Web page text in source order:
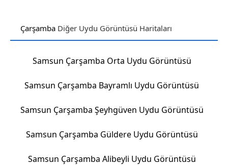
Çarşamba Diğer Uydu Görüntüsü Haritaları
Samsun Çarşamba Orta Uydu Görüntüsü
Samsun Çarşamba Bayramlı Uydu Görüntüsü
Samsun Çarşamba Şeyhgüven Uydu Görüntüsü
Samsun Çarşamba Güldere Uydu Görüntüsü
Samsun Çarşamba Alibeyli Uydu Görüntüsü